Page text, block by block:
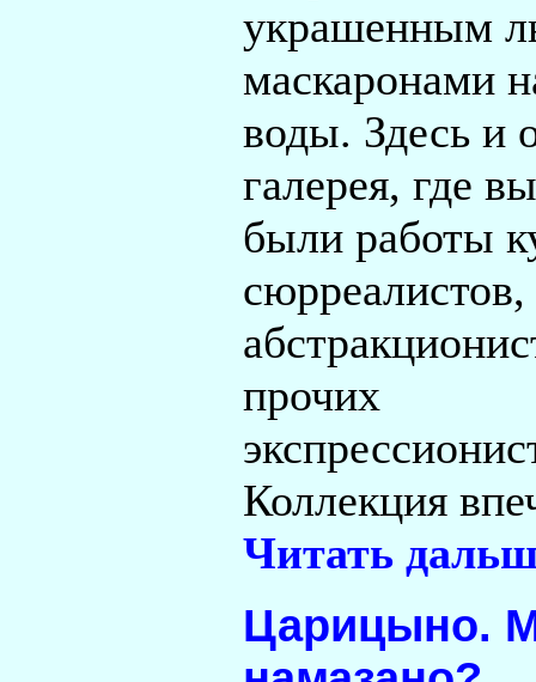
украшенным
маскаронами
воды. Здесь и
галерея, где
были работы
сюрреалистов,
прочих
Коллекция
Читать
Царицыно.